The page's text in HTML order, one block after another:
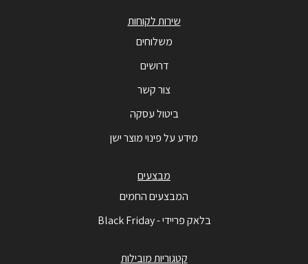
שירות לקוחות
משלוחים
דרושים
צור קשר
ביטול עסקה
מידע על פינוי מוצר ישן
מבצעים
המבצעים החמים
בלאק פריידי - Black Friday
קטגוריות מובילות